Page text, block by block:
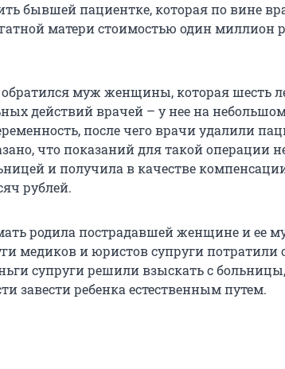
бывшей пациентке, которая по вине
матери стоимостью один миллион
муж женщины, которая шесть
действий врачей – у нее на
после чего врачи удалили
что показаний для такой операции
и получила в качестве
рублей.
родила пострадавшей женщине и ее
медиков и юристов супруги потратили
супруги решили взыскать с больницы,
завести ребенка естественным путем.